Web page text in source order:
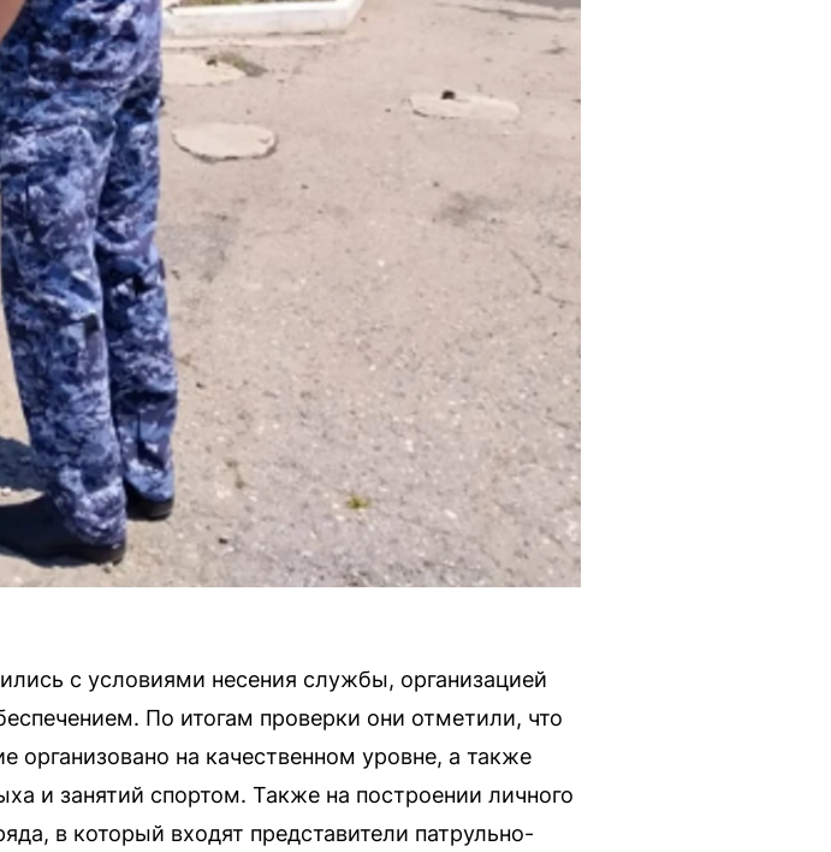
с условиями несения службы, организацией
По итогам проверки они отметили, что
организовано на качественном уровне, а также
и занятий спортом. Также на построении личного
в который входят представители патрульно-